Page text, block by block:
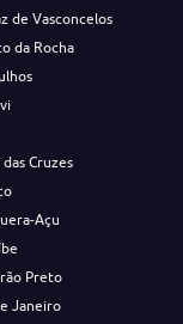
de Vasconcelos
da Rocha
Cruzes
Açu
Preto
Janeiro